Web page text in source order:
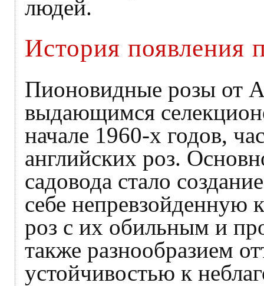
людей.
История появления
Пионовидные розы от
выдающимся
начале 1960-х годов,
английских роз.
садовода стало
себе непревзойденную
роз с их обильным и
также разнообразием
устойчивостью к